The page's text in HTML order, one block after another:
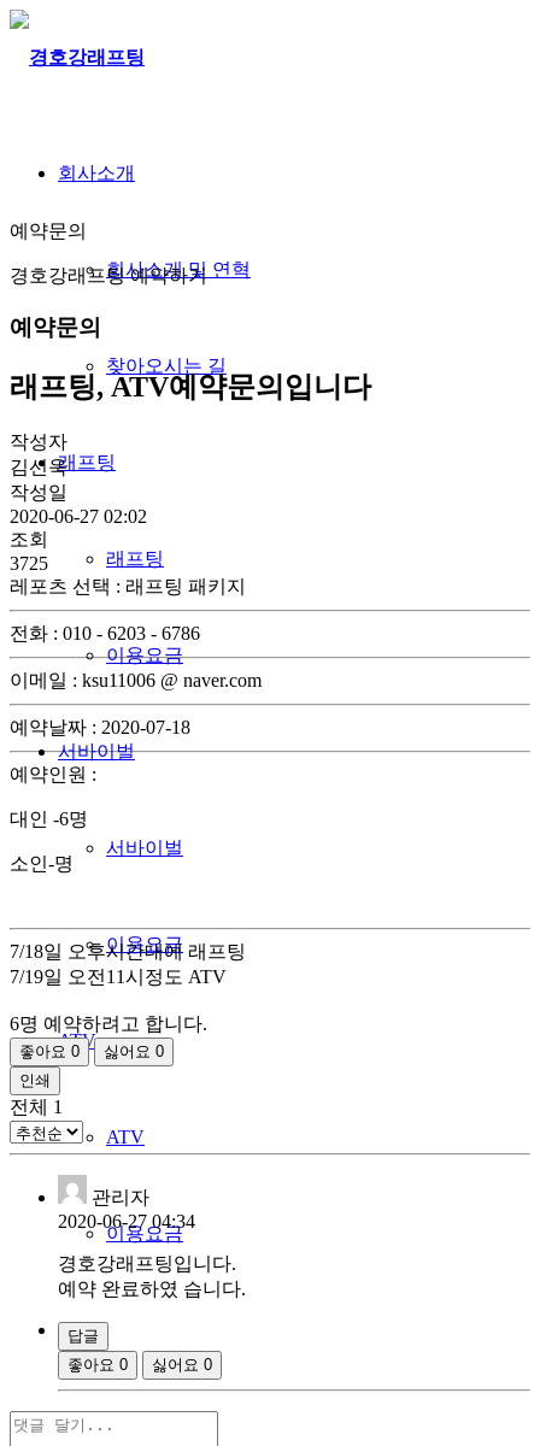
회사소개
회사소개 및 연혁
찾아오시는 길
래프팅
래프팅
이용요금
서바이벌
서바이벌
이용요금
ATV
ATV
이용요금
숙박
패키지
예약문의
경호강래프팅 예약하기
예약문의
래프팅, ATV예약문의입니다
작성자
김선욱
작성일
2020-06-27 02:02
조회
3725
레포츠 선택 : 래프팅 패키지
전화 : 010 - 6203 - 6786
이메일 : ksu11006 @ naver.com
예약날짜 : 2020-07-18
예약인원 :
대인 -6명
소인-명
7/18일 오후시간대에 래프팅
7/19일 오전11시정도 ATV
6명 예약하려고 합니다.
좋아요 0 싫어요 0
인쇄
전체 1
관리자
2020-06-27 04:34
경호강래프팅입니다.
예약 완료하였 습니다.
답글
좋아요 0 싫어요 0